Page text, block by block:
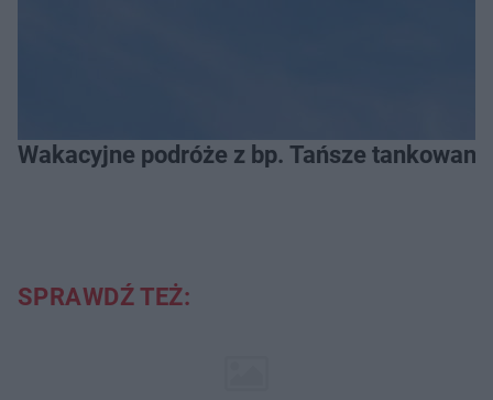
Wakacyjne podróże z bp. Tańsze
SPRAWDŹ TEŻ: